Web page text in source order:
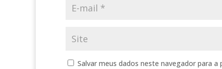
Salvar meus dados neste navegador para